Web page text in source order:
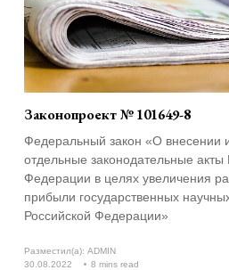
Законопроект № 101649-8
Федеральный закон «О внесении
отдельные законодательные акты
Федерации в целях увеличения
прибыли государственных
Российской Федерации»
Разместил(а): ADMIN
30.08.2022
8 mins read